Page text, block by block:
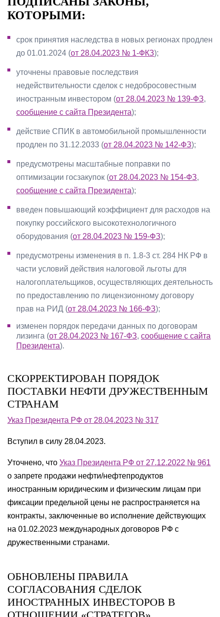
КОТОРЫМИ:
срок принятия наследства в новых регионах продлен
до 01.01.2024 (от 28.04.2023 № 1-ФКЗ);
уточнены правовые последствия
недействительности сделок с недобросовестным
иностранным инвестором (от 28.04.2023 № 139-ФЗ,
сообщение с сайта Президента);
действие СПИК в автомобильной промышленности
продлен по 31.12.2033 (от 28.04.2023 № 142-ФЗ);
предусмотрены масштабные поправки по
оптимизации госзакупок (от 28.04.2023 № 154-ФЗ,
сообщение с сайта Президента);
введен повышающий коэффициент для расходов на
покупку российского высокотехнологичного
оборудования (от 28.04.2023 № 159-ФЗ);
предусмотрены изменения в п. 1.8-3 ст. 284 НК РФ в
части условий действия налоговой льготы для
налогоплательщиков, осуществляющих деятельность
по предоставлению по лицензионному договору
прав на РИД (от 28.04.2023 № 166-ФЗ);
изменен порядок передачи данных по договорам
лизинга (от 28.04.2023 № 167-ФЗ, сообщение с сайта
Президента).
СКОРРЕКТИРОВАН ПОРЯДОК
ПОСТАВКИ НЕФТИ ДРУЖЕСТВЕННЫМ
СТРАНАМ
Указ Президента РФ от 28.04.2023 № 317
Вступил в силу 28.04.2023.
Уточнено, что Указ Президента РФ от 27.12.2022 № 961
о запрете продажи нефти/нефтепродуктов
иностранным юридическим и физическим лицам при
фиксации предельной цены не распространяется на
контракты, заключенные во исполнение действующих
на 01.02.2023 международных договоров РФ с
дружественными странами.
ОБНОВЛЕНЫ ПРАВИЛА
СОГЛАСОВАНИЯ СДЕЛОК
ИНОСТРАННЫХ ИНВЕСТОРОВ В